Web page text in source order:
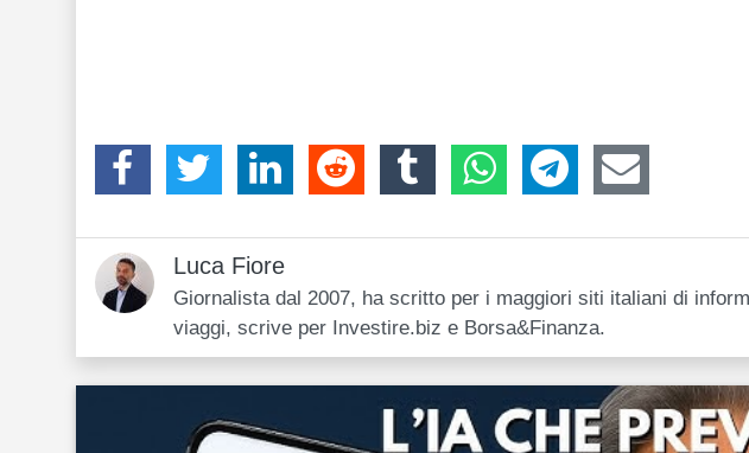
Luca Fiore
Giornalista dal 2007, ha scritto per i maggiori siti italiani di
viaggi, scrive per Investire.biz e Borsa&Finanza.